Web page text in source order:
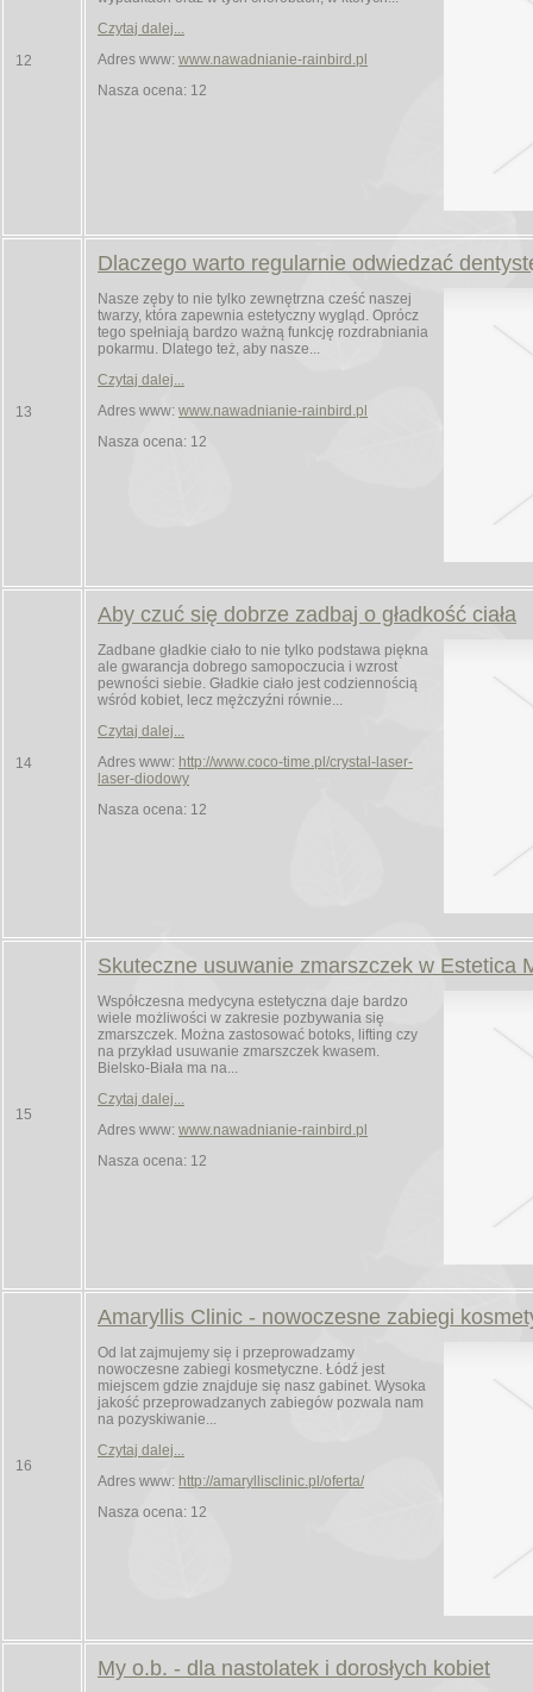
12
Czytaj dalej...
Adres www: www.nawadnianie-rainbird.pl
Nasza ocena: 12
13
Dlaczego warto regularnie odwiedzać
Nasze zęby to nie tylko zewnętrzna cześć naszej
twarzy, która zapewnia estetyczny wygląd. Oprócz
tego spełniają bardzo ważną funkcję rozdrabniania
pokarmu. Dlatego też, aby nasze...
Czytaj dalej...
Adres www: www.nawadnianie-rainbird.pl
Nasza ocena: 12
14
Aby czuć się dobrze zadbaj o gładkość ciała
Zadbane gładkie ciało to nie tylko podstawa piękna
ale gwarancja dobrego samopoczucia i wzrost
pewności siebie. Gładkie ciało jest codziennością
wśród kobiet, lecz mężczyźni równie...
Czytaj dalej...
Adres www: http://www.coco-time.pl/crystal-laser-
laser-diodowy
Nasza ocena: 12
15
Skuteczne usuwanie zmarszczek w Estetica
Współczesna medycyna estetyczna daje bardzo
wiele możliwości w zakresie pozbywania się
zmarszczek. Można zastosować botoks, lifting czy
na przykład usuwanie zmarszczek kwasem.
Bielsko-Biała ma na...
Czytaj dalej...
Adres www: www.nawadnianie-rainbird.pl
Nasza ocena: 12
16
Amaryllis Clinic - nowoczesne zabiegi
Od lat zajmujemy się i przeprowadzamy
nowoczesne zabiegi kosmetyczne. Łódź jest
miejscem gdzie znajduje się nasz gabinet. Wysoka
jakość przeprowadzanych zabiegów pozwala nam
na pozyskiwanie...
Czytaj dalej...
Adres www: http://amaryllisclinic.pl/oferta/
Nasza ocena: 12
My o.b. - dla nastolatek i dorosłych kobiet